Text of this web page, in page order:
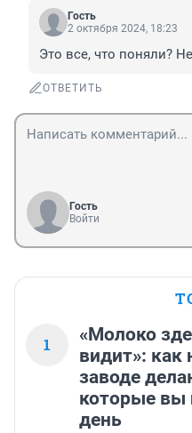
Гость
2 октября 2024, 18:23
Это все, что поняли?
ОТВЕТИТЬ
Гость
Войти
1
«Молоко
видит»:
заводе
которые вы
день